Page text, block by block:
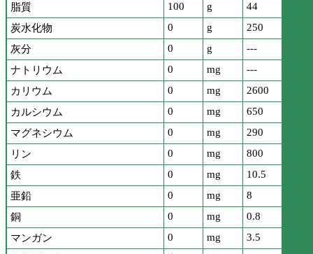
脂質
100 g
44
炭水化物
0 g
250
灰分
0 g
---
ナトリウム
0 mg
---
カリウム
0 mg
2600
カルシウム
0 mg
650
マグネシウム
0 mg
290
リン
0 mg
800
鉄
0 mg
10.5
亜鉛
0 mg
8
銅
0 mg
0.8
マンガン
0 mg
3.5